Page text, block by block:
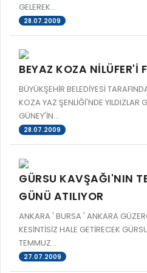
GELEREK...
28.07.2009
BEYAZ KOZA NİLÜFER'İ
BÜYÜKŞEHİR BELEDİYESİ
KOZA YAZ ŞENLİĞİ'NDE YILDIZLAR
GÜNEY'İN...
28.07.2009
GÜRSU KAVŞAĞI'NIN
GÜNÜ ATILIYOR
ANKARA ' BURSA ' ANKARA
KESİNTİSİZ HALE GETİRECEK
TEMMUZ...
27.07.2009